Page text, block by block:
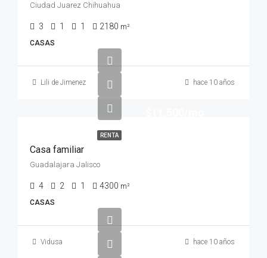
Ciudad Juarez Chihuahua
3 1 1 2180 m²
CASAS
Lili de Jimenez hace 10 años
RENTA
Casa familiar
Guadalajara Jalisco
4 2 1 4300 m²
CASAS
Vidusa hace 10 años